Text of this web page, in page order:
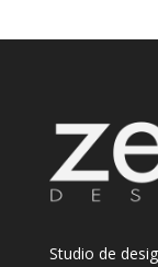
Studio de